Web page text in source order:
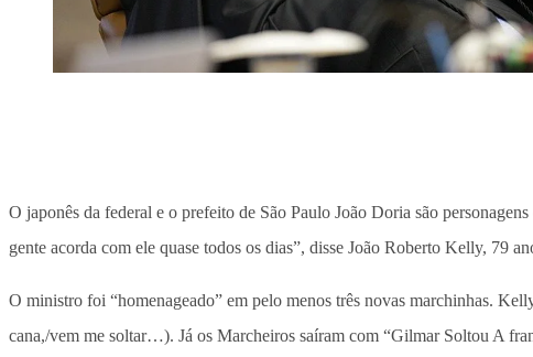
O japonês da federal e o prefeito de São Paulo João Doria são
gente acorda com ele quase todos os dias”, disse João Roberto Kelly, 79
O ministro foi “homenageado” em pelo menos três novas marchinhas.
cana,/vem me soltar…). Já os Marcheiros saíram com “Gilmar Soltou A